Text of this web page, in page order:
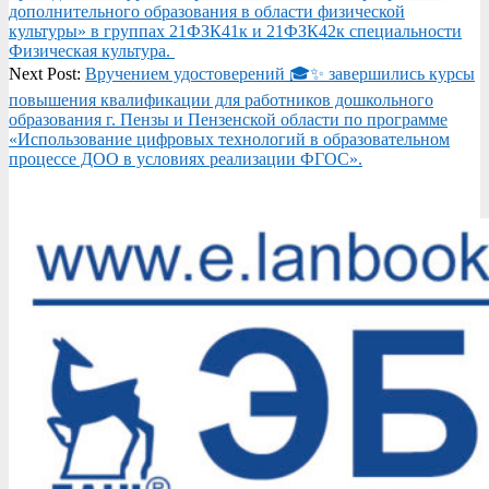
дополнительного образования в области физической
культуры» в группах 21ФЗК41к и 21ФЗК42к специальности
Физическая культура.
Next Post: Вручением удостоверений 🎓✨ завершились курсы
повышения квалификации для работников дошкольного
образования г. Пензы и Пензенской области по программе
«Использование цифровых технологий в образовательном
процессе ДОО в условиях реализации ФГОС».